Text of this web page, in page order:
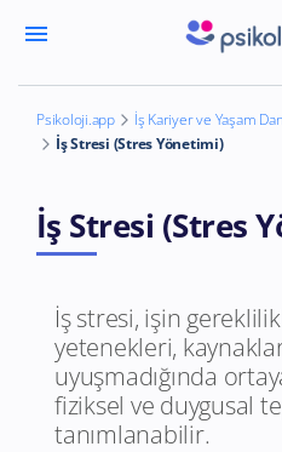
menu
Psikoloji.app
İş Kariyer ve Yaşam
İş Stresi (Stres Yönetimi)
İş Stresi (Stres
İş stresi, işin
yetenekleri,
uyuşmadığında
fiziksel ve duygusal
tanımlanabilir.